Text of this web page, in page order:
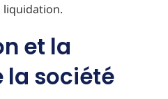
liquidation.
et la
la société